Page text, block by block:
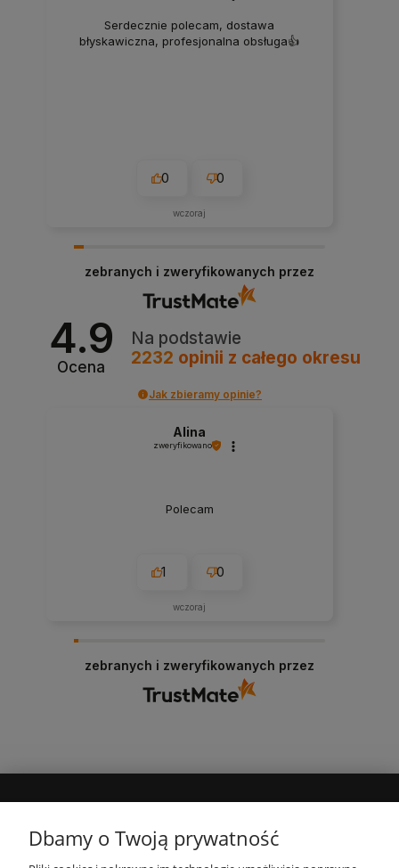
Serdecznie polecam, dostawa
błyskawiczna, profesjonalna obsługa👍️
0 0
wczoraj
zebranych i zweryfikowanych przez
4.9
Ocena
Na podstawie
2232 opinii z całego okresu
Jak zbieramy opinie?
Alina
zweryfikowano
Polecam
1 0
wczoraj
zebranych i zweryfikowanych przez
Dbamy o Twoją prywatność